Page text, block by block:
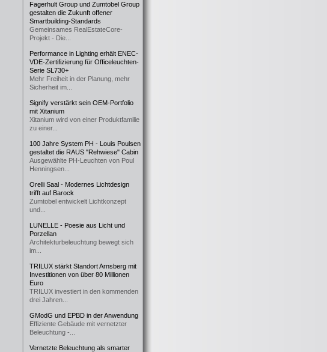
Fagerhult Group und Zumtobel Group
gestalten die Zukunft offener
Smartbuilding-Standards
Gemeinsames RealEstateCore-
Projekt - Die...
Performance in Lighting erhält ENEC-
VDE-Zertifizierung für Officeleuchten-
Serie SL730+
Mehr Freiheit in der Planung, mehr
Sicherheit im...
Signify verstärkt sein OEM-Portfolio
mit Xitanium
Xitanium wird von einer Produktfamilie
zu einer...
100 Jahre System PH - Louis Poulsen
gestaltet die RAUS "Rehwiese" Cabin
Ausgewählte PH-Leuchten von Poul
Henningsen...
Orelli Saal - Modernes Lichtdesign
trifft auf Barock
Zumtobel entwickelt Lichtkonzept
und...
LUNELLE - Poesie aus Licht und
Porzellan
Architekturbeleuchtung bewegt sich
im...
TRILUX stärkt Standort Arnsberg mit
Investitionen von über 80 Millionen
Euro
TRILUX investiert in den kommenden
drei Jahren...
GModG und EPBD in der Anwendung
Effiziente Gebäude mit vernetzter
Beleuchtung -...
Vernetzte Beleuchtung als smarter